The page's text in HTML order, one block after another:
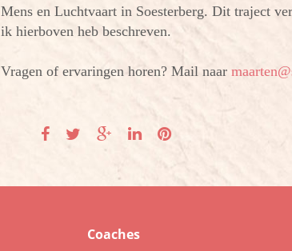
Mens en Luchtvaart in Soesterberg. Dit traject
ik hierboven heb beschreven.
Vragen of ervaringen horen? Mail naar
Coaches